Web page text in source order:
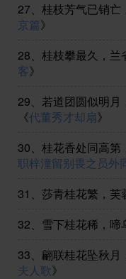
27、 桂枝芳气已销亡
京篇》
28、 桂枝攀最久，兰
客》
29、 若道团圆似明月
《代董秀才却扇》
30、 桂花香处同高第
职梓潼留别畏之员外
31、 莎青桂花繁，芙
32、 雪下桂花稀，啼
33、 翩联桂花坠秋月
夫人歌》